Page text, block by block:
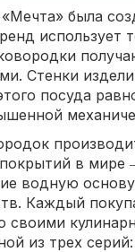
была
использует
Стенки
посуда
в
водную
Каждый
своими
из трех